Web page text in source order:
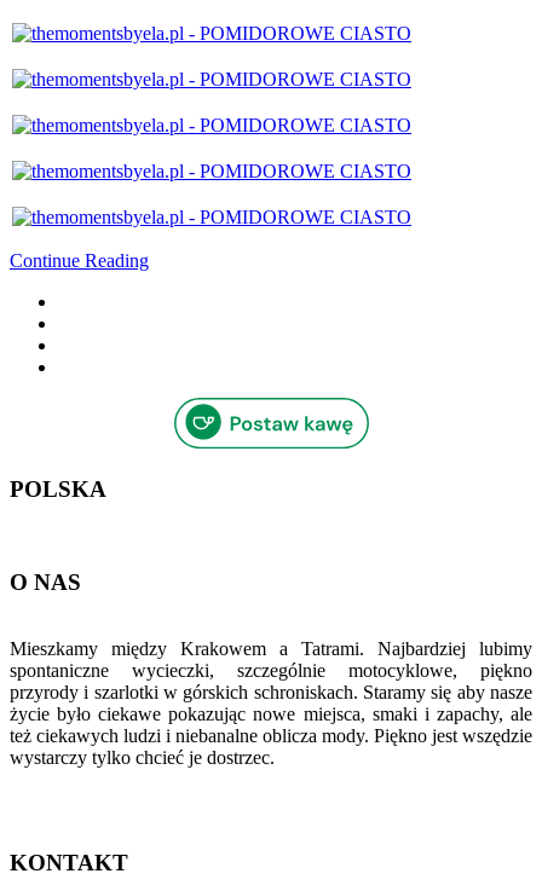
Continue Reading
POLSKA
O NAS
Mieszkamy między Krakowem a Tatrami. Najbardziej lubimy
spontaniczne wycieczki, szczególnie motocyklowe, piękno
przyrody i szarlotki w górskich schroniskach. Staramy się aby nasze
życie było ciekawe pokazując nowe miejsca, smaki i zapachy, ale
też ciekawych ludzi i niebanalne oblicza mody. Piękno jest wszędzie
wystarczy tylko chcieć je dostrzec.
KONTAKT